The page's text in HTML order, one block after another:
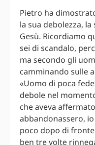
Pietro ha
la sua debolezza,
Gesù. Ricordiamo
sei di scandalo,
ma secondo gli
camminando sulle
«Uomo di poca
debole nel
che aveva
abbandonassero,
poco dopo di
ben tre volte